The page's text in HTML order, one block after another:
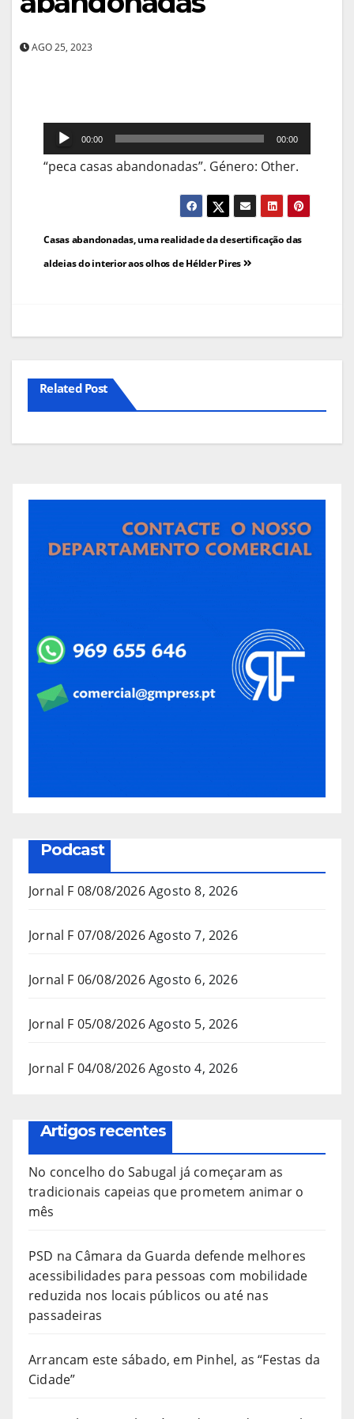
AGO 25, 2023
Reprodutor
de
00:00 00:00
“peca casas abandonadas”. Género: Other.
Navegação
de
Casas abandonadas, uma realidade da desertificação das
aldeias do interior aos olhos de Hélder Pires
Related Post
Podcast
Jornal F 08/08/2026Agosto 8, 2026
Jornal F 07/08/2026Agosto 7, 2026
Jornal F 06/08/2026Agosto 6, 2026
Jornal F 05/08/2026Agosto 5, 2026
Jornal F 04/08/2026Agosto 4, 2026
Artigos recentes
No concelho do Sabugal já começaram as
tradicionais capeias que prometem animar o
mês
PSD na Câmara da Guarda defende melhores
acessibilidades para pessoas com mobilidade
reduzida nos locais públicos ou até nas
passadeiras
Arrancam este sábado, em Pinhel, as “Festas da
Cidade”